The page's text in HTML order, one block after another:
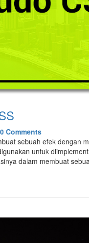
0 Comments
sebuah efek dengan
untuk
dalam membuat